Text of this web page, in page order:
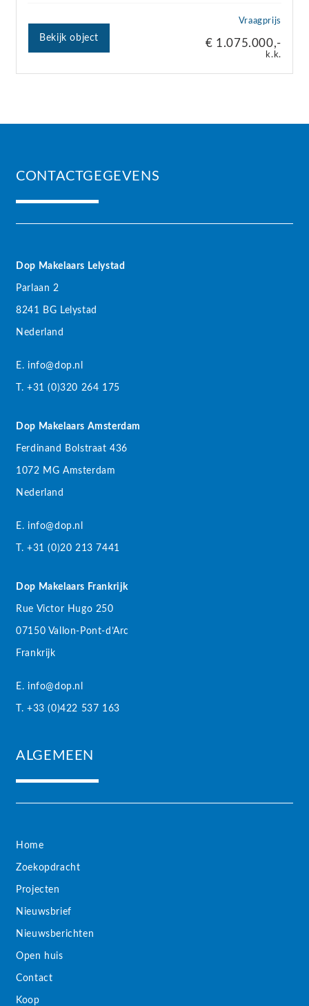
Vraagprijs
€ 1.075.000,-
k.k.
Bekijk object
CONTACTGEGEVENS
Dop Makelaars Lelystad
Parlaan 2
8241 BG Lelystad
Nederland
E. info@dop.nl
T. +31 (0)320 264 175
Dop Makelaars Amsterdam
Ferdinand Bolstraat 436
1072 MG Amsterdam
Nederland
E. info@dop.nl
T. +31 (0)20 213 7441
Dop Makelaars Frankrijk
Rue Victor Hugo 250
07150 Vallon-Pont-d’Arc
Frankrijk
E. info@dop.nl
T. +33 (0)422 537 163
ALGEMEEN
Home
Zoekopdracht
Projecten
Nieuwsbrief
Nieuwsberichten
Open huis
Contact
Koop